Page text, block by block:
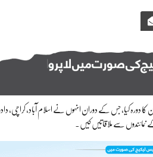
ماہر مولُوکا این مِٹی ڈرمنڈ نے 2 سے 12 جون 2026 تک پاکستان کا دورہ کیا، جس کے دوران انہوں
کے نمائندوں سے ملاقاتیں کیں۔